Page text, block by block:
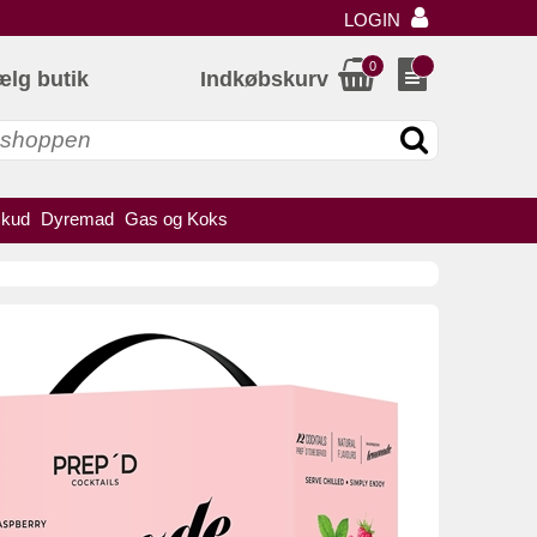
LOGIN
butik
Dyremad Gas og Koks
Indkøbskurv
0